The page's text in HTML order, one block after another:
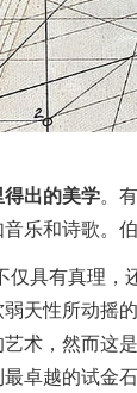
出的美学。
乐和诗歌。
仅具有真理
天性所动摇
术，然而这
卓越的试金